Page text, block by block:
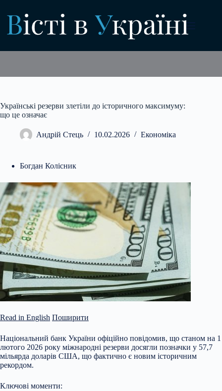
вмісту
Українські резерви злетіли до історичного максимуму:
що це означає
Андрій Стець 10.02.2026 Економіка
Богдан Колісник
Read in English Поширити
Національний банк України офіційно повідомив, що станом на 1
лютого 2026 року міжнародні резерви досягли позначки у 57,7
мільярда доларів США, що фактично є новим історичним
рекордом.
Ключові моменти: